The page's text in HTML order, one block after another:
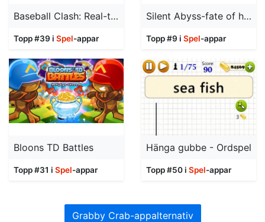
Baseball Clash: Real-time game
Topp #39 i Spel-appar
Silent Abyss-fate of heroes
Topp #9 i Spel-appar
Bloons TD Battles
Topp #31 i Spel-appar
Hänga gubbe - Ordspel
Topp #50 i Spel-appar
Grabby Crab-appalternativ